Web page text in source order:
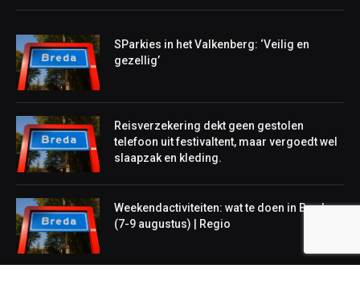
SParkies in het Valkenberg: ‘Veilig en
gezellig’
Reisverzekering dekt geen gestolen
telefoon uit festivaltent, maar vergoedt wel
slaapzak en kleding.
Weekendactiviteiten: wat te doen in Breda
(7-9 augustus) | Regio